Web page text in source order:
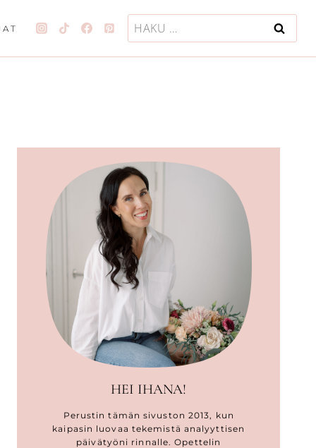
Haku:
HEI IHANA!
Perustin tämän sivuston 2013, kun
kaipasin luovaa tekemistä analyyttisen
päivätyöni rinnalle. Opettelin